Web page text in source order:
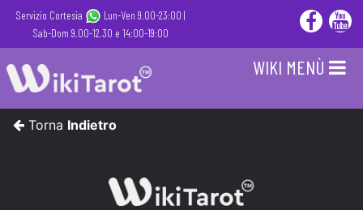
Servizio Cortesia
Lun-Ven 9.00-23:00 |
Sab-Dom 9.00-12.30 e 14:00-19:00
WIKI MENÙ
Torna Indietro